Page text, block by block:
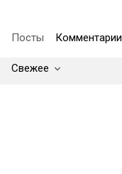
Посты Комментарии
Свежее